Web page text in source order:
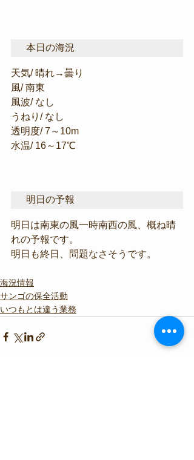
本日の海況
天気/ 晴れ→曇り
風/ 南東
風波/ なし
うねり/ なし
透明度/ 7～10m
水温/ 16～17℃
明日の予報
明日は南東の風一時南西の風、概ね晴
れの予報です。
明日も終日、問題なさそうです。
海況情報
サンゴの保全活動
いつもとは違う業務